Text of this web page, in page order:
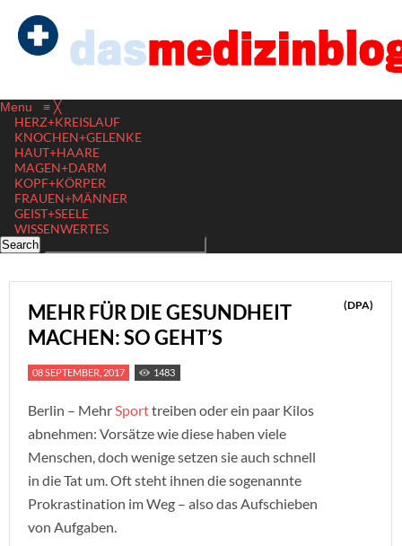
Menu ≡ ╳
HERZ+KREISLAUF
KNOCHEN+GELENKE
HAUT+HAARE
MAGEN+DARM
KOPF+KÖRPER
FRAUEN+MÄNNER
GEIST+SEELE
WISSENWERTES
MEHR FÜR DIE GESUNDHEIT
MACHEN: SO GEHT’S
(DPA)
08 SEPTEMBER, 2017 1483
Berlin – MehrSporttreiben oder ein paar Kilos
abnehmen: Vorsätze wie diese haben viele
Menschen, doch wenige setzen sie auch schnell
in die Tat um. Oft steht ihnen die sogenannte
Prokrastination im Weg – also das Aufschieben
von Aufgaben.